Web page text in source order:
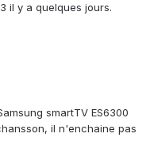
il y a quelques jours.
smartTV ES6300
il n'enchaine pas